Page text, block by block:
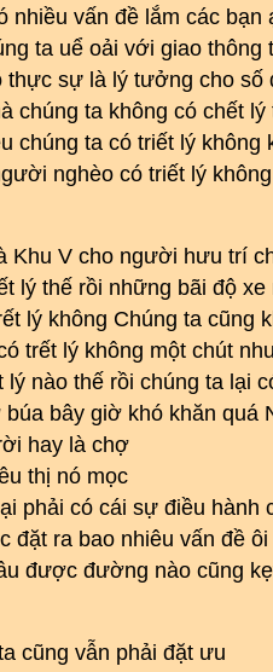
nhiều vấn đề lắm các bạn
ta uể oải với giao thông
thực sự là lý tưởng cho số
chúng ta không có chết
chúng ta có triết lý không
nghèo có triết lý
Khu V cho người hưu trí
lý thế rồi những bãi độ
lý không Chúng ta cũng
trết lý không một chút
nào thế rồi chúng ta lại
bây giờ khó khăn quá
hay là chợ
thị nó mọc
phải có cái sự điều
đặt ra bao nhiêu vấn đề
được đường nào cũng
cũng vẫn phải đặt ưu